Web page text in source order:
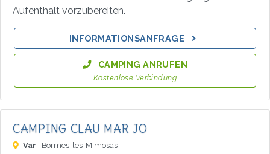
Aufenthalt vorzubereiten.
INFORMATIONSANFRAGE
CAMPING ANRUFEN
Kostenlose Verbindung
CAMPING CLAU MAR JO
Var | Bormes-les-Mimosas